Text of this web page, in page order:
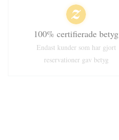
100% certifierade betyg
Endast kunder som har gjort
reservationer gav betyg